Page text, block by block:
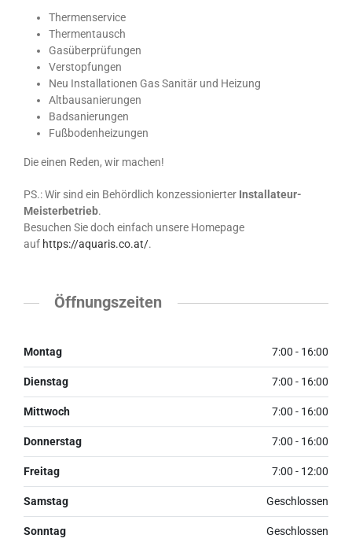
Thermenservice
Thermentausch
Gasüberprüfungen
Verstopfungen
Neu Installationen Gas Sanitär und Heizung
Altbausanierungen
Badsanierungen
Fußbodenheizungen
Die einen Reden, wir machen!
PS.: Wir sind ein Behördlich konzessionierter Installateur-
Meisterbetrieb.
Besuchen Sie doch einfach unsere Homepage
auf https://aquaris.co.at/.
Öffnungszeiten
Montag 7:00 - 16:00
Dienstag 7:00 - 16:00
Mittwoch 7:00 - 16:00
Donnerstag 7:00 - 16:00
Freitag 7:00 - 12:00
Samstag Geschlossen
Sonntag Geschlossen